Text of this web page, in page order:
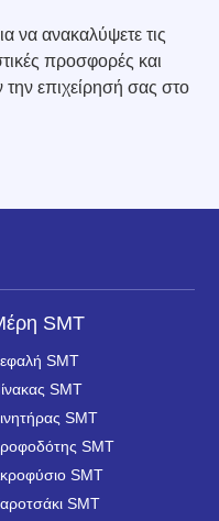
να ανακαλύψετε τις
προσφορές και
επιχείρησή σας στο
SMT
SMT
SMT
SMT
SMT
SMT
SMT